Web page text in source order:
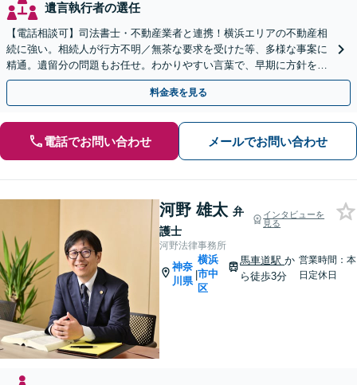
遺言執行者の選任
【電話相談可】司法書士・不動産業者と連携！横浜エリアの不動産相
続に強い。相続人が行方不明／無茶な要求を受けた等、多様な事案に
精通。遺留分の問題もお任せ。わかりやすい言葉で、早期に方針をお
伝えします【馬車道駅2分】【完全個室】
料金表を見る
電話でお問い合わせ メールでお問い合わせ
河野 雄太 弁
護士
インタビューを
見る
河野法律事務所
神奈
川県
|
横浜
市中
区
馬車道駅か
ら徒歩3分
営業時間：本
日定休日